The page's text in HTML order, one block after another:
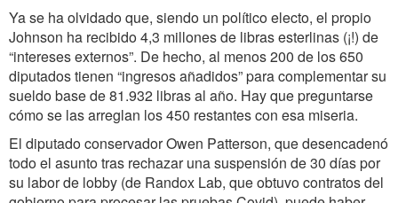
Ya se ha olvidado que, siendo un político electo, el propio
Johnson ha recibido 4,3 millones de libras esterlinas (¡!) de
“intereses externos”. De hecho, al menos 200 de los 650
diputados tienen “ingresos añadidos” para complementar su
sueldo base de 81.932 libras al año. Hay que preguntarse
cómo se las arreglan los 450 restantes con esa miseria.
El diputado conservador Owen Patterson, que desencadenó
todo el asunto tras rechazar una suspensión de 30 días por
su labor de lobby (de Randox Lab, que obtuvo contratos del